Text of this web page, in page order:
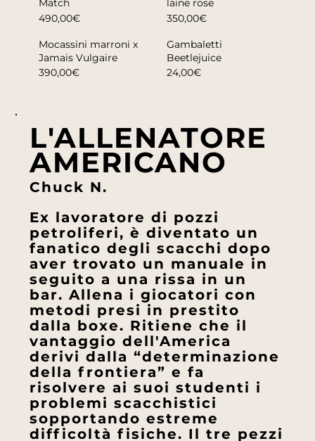
Match
490,00€
laine rose
350,00€
Mocassini marroni x
Jamais Vulgaire
390,00€
Gambaletti
Beetlejuice
24,00€
L'ALLENATORE
AMERICANO
Chuck N.
Ex lavoratore di pozzi
petroliferi, è diventato un
fanatico degli scacchi dopo
aver trovato un manuale in
seguito a una rissa in un
bar. Allena i giocatori con
metodi presi in prestito
dalla boxe. Ritiene che il
vantaggio dell'America
derivi dalla “determinazione
della frontiera” e fa
risolvere ai suoi studenti i
problemi scacchistici
sopportando estreme
difficoltà fisiche. Il tre pezzi